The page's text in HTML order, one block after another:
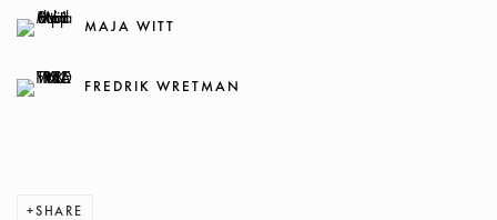
MAJA WITT
FREDRIK WRETMAN
SHARE